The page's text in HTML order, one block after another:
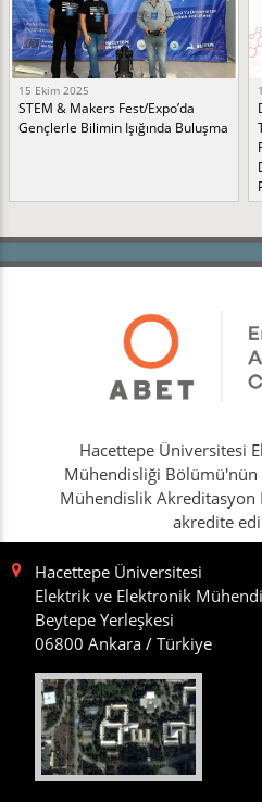
15 Ekim 2025
STEM & Makers Fest/Expo’da
Gençlerle Bilimin Işığında Buluşma
Hacettepe Üniversitesi
Mühendisliği Bölümü'nün
Mühendislik Akreditasyon
akredite
Hacettepe Üniversitesi
Elektrik ve Elektronik
Beytepe Yerleşkesi
06800 Ankara / Türkiye